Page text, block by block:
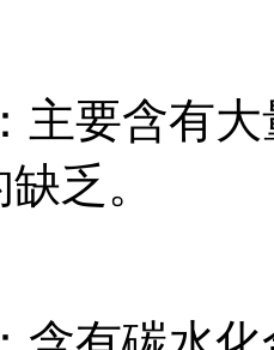
主要含有
乏。